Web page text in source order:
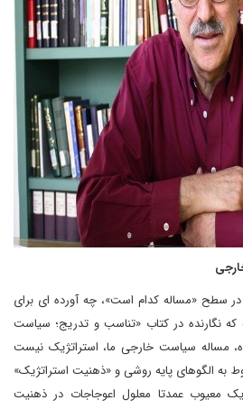
«مساله کدام است»، چه آورده ای برای
نگارنده در کتاب «تناسب و تدریج؛ سیاست
مساله سیاست خارجی ما، استراتژیک نیست
به الگوهای پایه روشی و «ذهنیت استراتژیک»
معیوب عمدتا معلول اعوجاجات در ذهنیت